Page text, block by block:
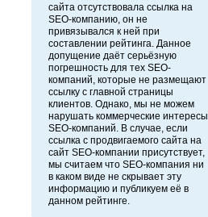
сайта отсутствовала ссылка на
SEO-компанию, он не
привязывался к ней при
составлении рейтинга. Данное
допущение даёт серьёзную
погрешность для тех SEO-
компаний, которые не размещают
ссылку с главной страницы
клиентов. Однако, мы не можем
нарушать коммерческие интересы
SEO-компаний. В случае, если
ссылка с продвигаемого сайта на
сайт SEO-компании присутствует,
мы считаем что SEO-компания ни
в каком виде не скрывает эту
информацию и публикуем её в
данном рейтинге.